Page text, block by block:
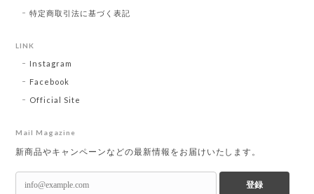
特定商取引法に基づく表記
LINK
Instagram
Facebook
Official Site
Mail Magazine
新商品やキャンペーンなどの最新情報をお届けいたします。
登録